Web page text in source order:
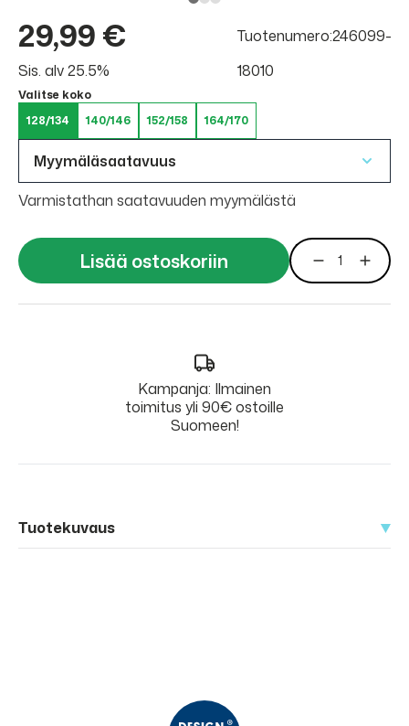
29,99 €
Sis. alv 25.5%
Tuotenumero:246099-
18010
Valitse koko
128/134
140/146 152/158 164/170
Myymäläsaatavuus
Varmistathan saatavuuden myymälästä
Lisää ostoskoriin
Kampanja: Ilmainen
toimitus yli 90€ ostoille
Suomeen!
Tuotekuvaus